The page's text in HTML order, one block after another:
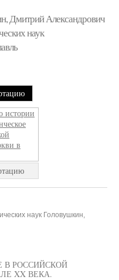
Дмитрий Александрович
наук
наук Головушкин,
В РОССИЙСКОЙ
XX ВЕКА.